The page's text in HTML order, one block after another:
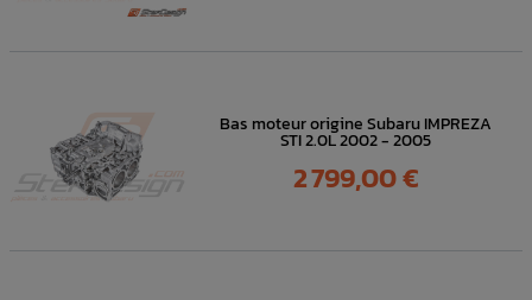
Bas moteur origine Subaru IMPREZA
STI 2.0L 2002 - 2005
Prix
2 799,00 €